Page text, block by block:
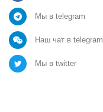
Мы в telegram
Наш чат в telegram
Мы в twitter